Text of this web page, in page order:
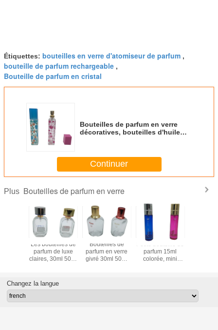
Étiquettes: bouteilles en verre d'atomiseur de parfum ,
bouteille de parfum rechargeable ,
Bouteille de parfum en cristal
Bouteilles de parfum en verre
décoratives, bouteilles d'huile
couleur
Continuer
Plus Bouteilles de parfum en verre
épais
Les bouteilles de
parfum de luxe
claires, 30ml 50ml
parfum en verre
de jet
Bouteilles de
parfum en verre
givré 30ml 50ml
cosmétique
Petite bouteille de
parfum 15ml
colorée, mini
Changez la langue